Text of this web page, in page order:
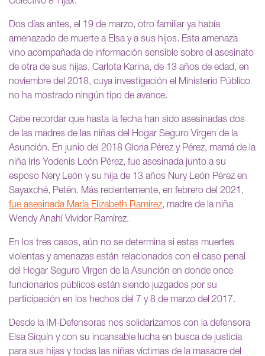
Dos días antes, el 19 de marzo, otro familiar ya había
amenazado de muerte a Elsa y a sus hijos. Esta amenaza
vino acompañada de información sensible sobre el asesinato
de otra de sus hijas, Carlota Karina, de 13 años de edad, en
noviembre del 2018, cuya investigación el Ministerio Público
no ha mostrado ningún tipo de avance.
Cabe recordar que hasta la fecha han sido asesinadas dos
de las madres de las niñas del Hogar Seguro Virgen de la
Asunción. En junio del 2018 Gloria Pérez y Pérez, mamá de la
niña Iris Yodenis León Pérez, fue asesinada junto a su
esposo Nery León y su hija de 13 años Nury León Pérez en
Sayaxché, Petén. Más recientemente, en febrero del 2021,
fue asesinada María Elizabeth Ramírez, madre de la niña
Wendy Anahí Vividor Ramírez.
En los tres casos, aún no se determina si estas muertes
violentas y amenazas están relacionados con el caso penal
del Hogar Seguro Virgen de la Asunción en donde once
funcionarios públicos están siendo juzgados por su
participación en los hechos del 7 y 8 de marzo del 2017.
Desde la IM-Defensoras nos solidarizamos con la defensora
Elsa Siquín y con su incansable lucha en busca de justicia
para sus hijas y todas las niñas víctimas de la masacre del